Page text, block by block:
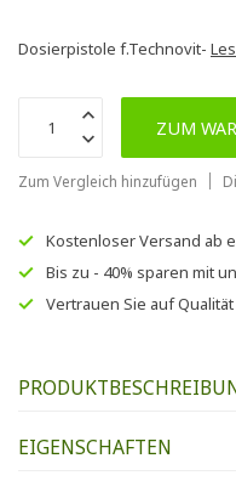
Dosierpistole f.Technovit-
ZUM
Zum Vergleich hinzufügen
Kostenloser Versand ab
Bis zu - 40% sparen mit
Vertrauen Sie auf
EIGENSCHAFTEN